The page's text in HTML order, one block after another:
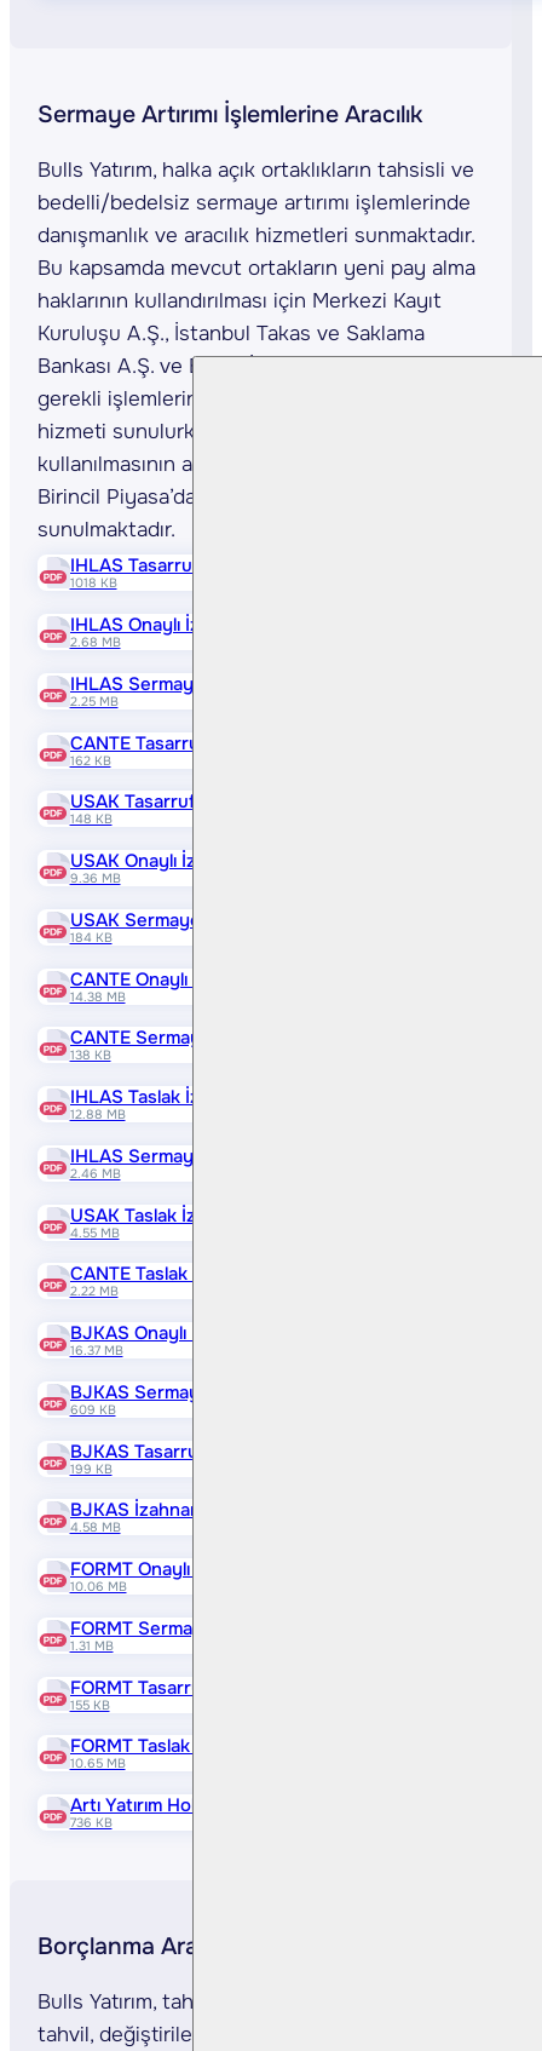
Sermaye Artırımı İşlemlerine Aracılık
Bulls Yatırım, halka açık ortaklıkların tahsisli ve
bedelli/bedelsiz sermaye artırımı işlemlerinde
danışmanlık ve aracılık hizmetleri sunmaktadır.
Bu kapsamda mevcut ortakların yeni pay alma
haklarının kullandırılması için Merkezi Kayıt
Kuruluşu A.Ş., İstanbul Takas ve Saklama
Bankası A.Ş. ve Borsa İstanbul A.Ş. nezdinde
gerekli işlemlerin yapılmasında danışmanlık
hizmeti sunulurken, yeni pay alma hakkının
kullanılmasının ardından kalan payların Borsa
Birincil Piyasa’da satışında aracılık hizmeti
sunulmaktadır.
IHLAS Tasarruf Sahiplerine Satış Duyurusu
1018 KB
IHLAS Onaylı İzahname
2.68 MB
IHLAS Sermaye Artırımından Elde Edilen Fonun
2.25 MB
CANTE Tasarruf Sahiplerine Satış Duyurusu
162 KB
USAK Tasarruf Sahiplerine Satış Duyurusu
148 KB
USAK Onaylı İzahname
9.36 MB
USAK Sermaye Artırımından Elde Edilen Fonun
184 KB
CANTE Onaylı İzahname
14.38 MB
CANTE Sermaye Artırımından Elde Edilen Fonun
138 KB
IHLAS Taslak İzahname
12.88 MB
IHLAS Sermaye Artırımından Elde Edilen Fonun
2.46 MB
USAK Taslak İzahname
4.55 MB
CANTE Taslak İzahname
2.22 MB
BJKAS Onaylı İzahname
16.37 MB
BJKAS Sermaye Artırımından Elde Edilen Fonun
609 KB
BJKAS Tasarruf Sahiplerine Satış Duyurusu
199 KB
BJKAS İzahname Ekleri
4.58 MB
FORMT Onaylı İzahname
10.06 MB
FORMT Sermaye Artırımından Elde Edilen Fonun
1.31 MB
FORMT Tasarruf Sahiplerine Satış Duyurusu
155 KB
FORMT Taslak İzahname
10.65 MB
Artı Yatırım Holding A.Ş. Onaylı İhraç Belgesi
736 KB
Borçlanma Aracı İhraçlarına Aracılık
Bulls Yatırım, tahvil, paya dönüştürülebilir
tahvil, değiştirilebilir tahvil, finansman bonosu,